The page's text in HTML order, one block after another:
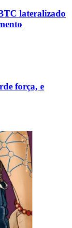
lateralizado
força, e